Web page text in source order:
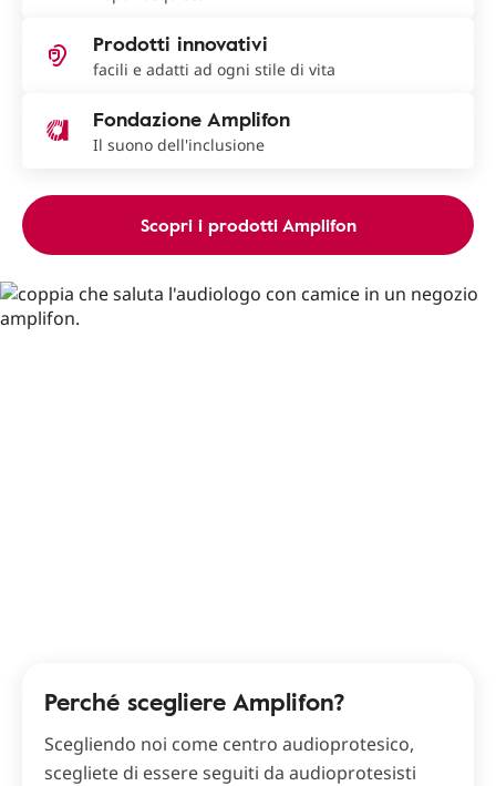
Prodotti innovativi
facili e adatti ad ogni stile di vita
Fondazione Amplifon
Il suono dell'inclusione
Scopri i prodotti Amplifon
Perché scegliere Amplifon?
Scegliendo noi come centro audioprotesico,
scegliete di essere seguiti da audioprotesisti